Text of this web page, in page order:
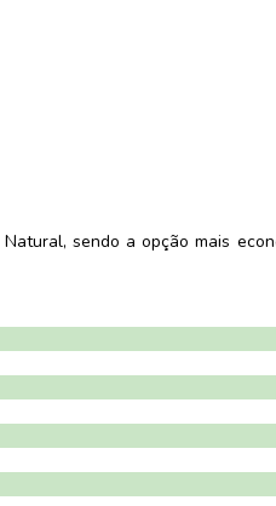
sendo a opção mais